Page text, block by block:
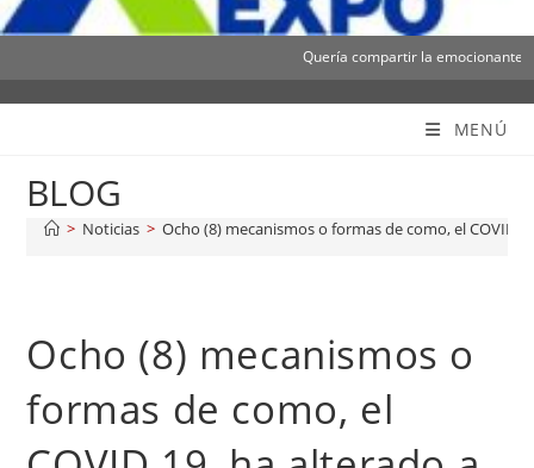
Quería compartir la emocionante
MENÚ
BLOG
> Noticias > Ocho (8) mecanismos o formas de como, el
Ocho (8) mecanismos o
formas de como, el